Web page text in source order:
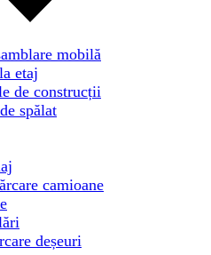
mobilă
etaj
de construcții
spălat
camioane
deșeuri